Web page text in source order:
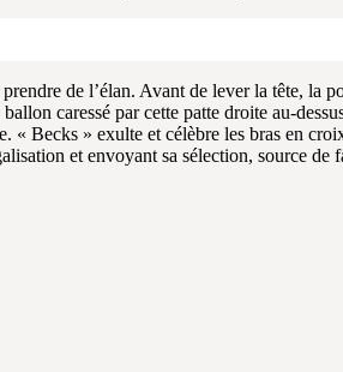
de l’élan. Avant de lever la tête, la
caressé par cette patte droite au-
Becks » exulte et célèbre les bras en
et envoyant sa sélection, source de